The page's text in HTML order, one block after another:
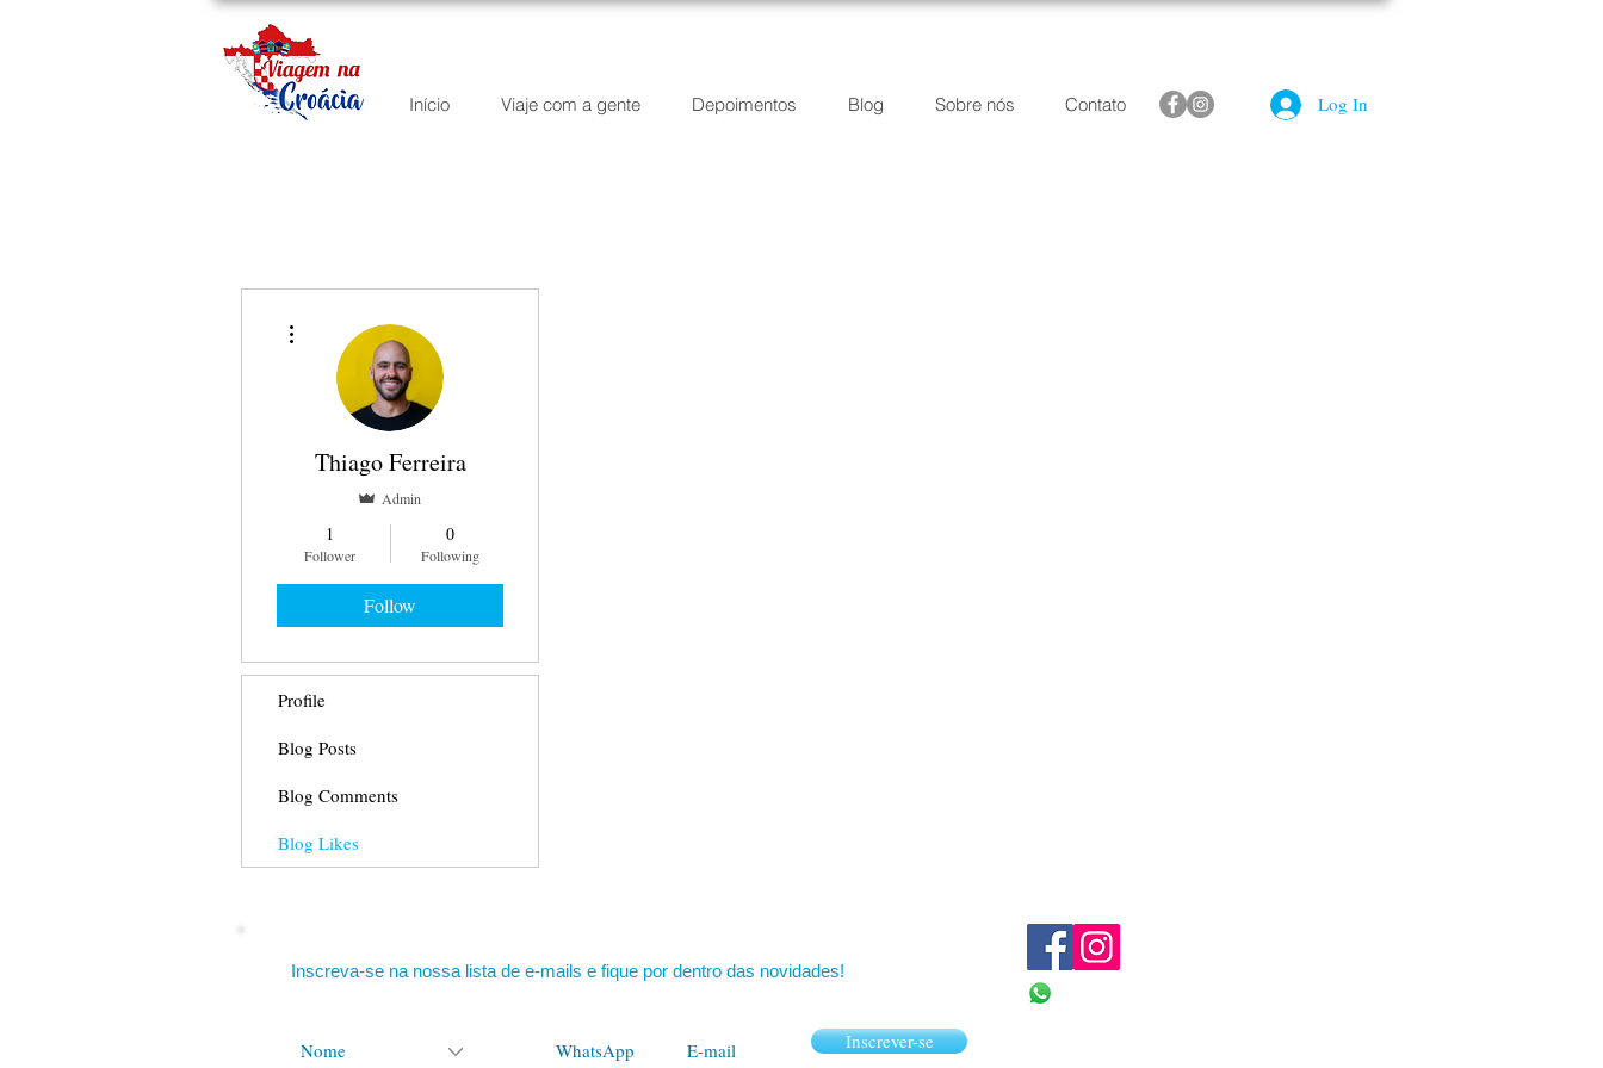
Início Viaje com a gente Depoimentos Blog Sobre nós Contato Log In
Thiago Ferreira
Admin
1
Follower
0
Following
Follow
Profile
Blog Posts
Blog Comments
Blog Likes
Inscreva-se na nossa lista de e-mails e fique por dentro das novidades!
Inscrever-se